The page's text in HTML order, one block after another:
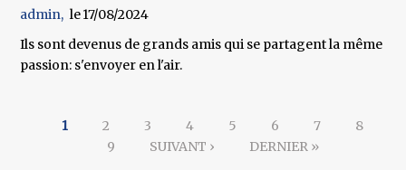
admin
17/08/2024
Ils sont devenus de grands amis qui se partagent la même
passion: s'envoyer en l'air.
1 2 3 4 5 6 7
8
9
SUIVANT › DERNIER »